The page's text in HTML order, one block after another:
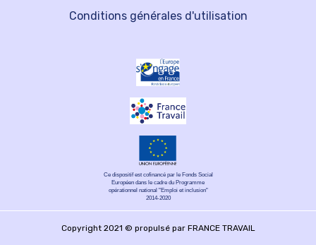
Conditions générales d'utilisation
Ce dispositif est cofinancé par le Fonds Social
Européen dans le cadre du Programme
opérationnel national "Emploi et inclusion"
2014-2020
Copyright 2021 © propulsé par FRANCE TRAVAIL